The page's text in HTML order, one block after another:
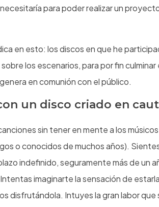
para poder realizar un
en esto: los discos en que he
los escenarios, para por fin
en comunión con el público.
un disco criado en
sin tener en mente a los
o conocidos de muchos años).
indefinido, seguramente más de un
imaginarte la sensación de
disfrutándola. Intuyes la gran labor